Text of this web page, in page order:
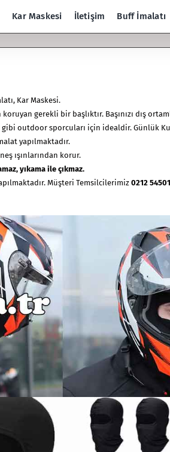
Kar Maskesi İletişim Buff İmalatı
Kar Maskesi.
gerekli bir başlıktır. Başınızı dış
outdoor sporcuları için idealdir. Günlük
yapılmaktadır.
ışınlarından korur.
yıkama ile çıkmaz.
Müşteri Temsilcilerimiz 0212